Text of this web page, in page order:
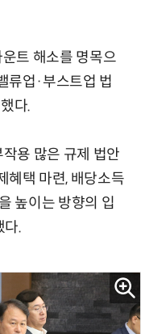
트 해소를 명목으
류업·부스트업 법
다.
용 많은 규제 법안
혜택 마련, 배당소득
높이는 방향의 입
다.